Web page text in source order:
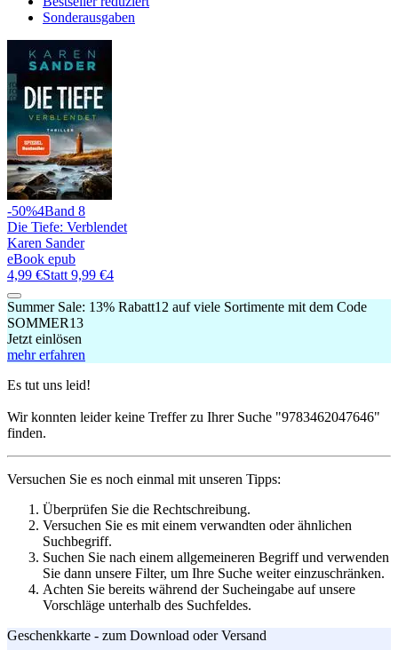
Sonderausgaben
-50%4Band 8
Die Tiefe: Verblendet
Karen Sander
eBook epub
4,99 €Statt 9,99 €4
Summer Sale: 13% Rabatt12 auf viele Sortimente mit dem Code
SOMMER13
Jetzt einlösen
mehr erfahren
Es tut uns leid!
Wir konnten leider keine Treffer zu Ihrer Suche "9783462047646"
finden.
Versuchen Sie es noch einmal mit unseren Tipps:
Überprüfen Sie die Rechtschreibung.
Versuchen Sie es mit einem verwandten oder ähnlichen
Suchbegriff.
Suchen Sie nach einem allgemeineren Begriff und verwenden
Sie dann unsere Filter, um Ihre Suche weiter einzuschränken.
Achten Sie bereits während der Sucheingabe auf unsere
Vorschläge unterhalb des Suchfeldes.
Geschenkkarte - zum Download oder Versand